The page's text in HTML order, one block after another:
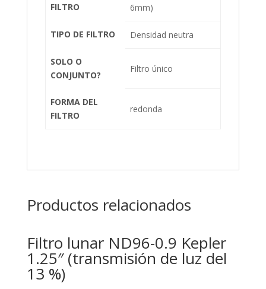
FILTRO
6mm)
TIPO DE FILTRO Densidad neutra
SOLO O
CONJUNTO?
Filtro único
FORMA DEL
FILTRO
redonda
Productos relacionados
Filtro lunar ND96-0.9 Kepler
1.25″ (transmisión de luz del
13 %)